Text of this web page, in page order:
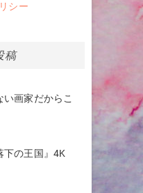
シー
稿
画家だからこ
下の王国』4K